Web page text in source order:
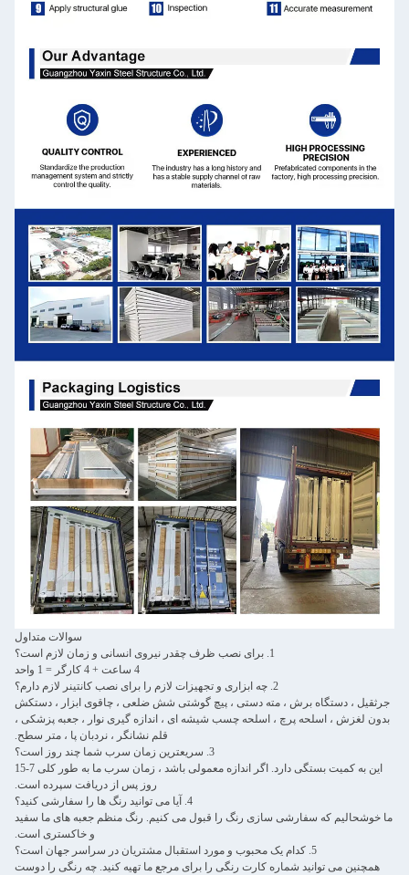
سوالات متداول
1. برای نصب ظرف چقدر نیروی انسانی و زمان لازم است؟
4 ساعت + 4 کارگر = 1 واحد
2. چه ابزاری و تجهیزات لازم را برای نصب کانتینر لازم دارم؟
جرثقیل ، دستگاه برش ، مته دستی ، پیچ گوشتی شش ضلعی ، چاقوی ابزار ، دستکش
بدون لغزش ، اسلحه پرچ ، اسلحه چسب شیشه ای ، اندازه گیری نوار ، جعبه پزشکی ،
قلم نشانگر ، نردبان پا ، متر سطح.
3. سریعترین زمان سرب شما چند روز است؟
این به کمیت بستگی دارد. اگر اندازه معمولی باشد ، زمان سرب ما به طور کلی 7-15
روز پس از دریافت سپرده است.
4. آیا می توانید رنگ ها را سفارشی کنید؟
ما خوشحالیم که سفارشی سازی رنگ را قبول می کنیم. رنگ منظم جعبه های ما سفید
و خاکستری است.
5. کدام یک محبوب و مورد استقبال مشتریان در سراسر جهان است؟
همچنین می توانید شماره کارت رنگی را برای مرجع ما تهیه کنید. چه رنگی را دوست